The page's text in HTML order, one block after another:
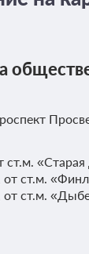
ст.м. «Старая
ст.м.
ст.м.